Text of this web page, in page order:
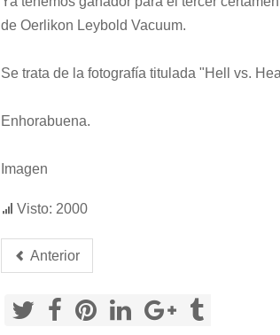
de Oerlikon Leybold Vacuum.
Se trata de la fotografía titulada "Hell vs.
Enhorabuena.
Imagen
Visto: 2000
Anterior